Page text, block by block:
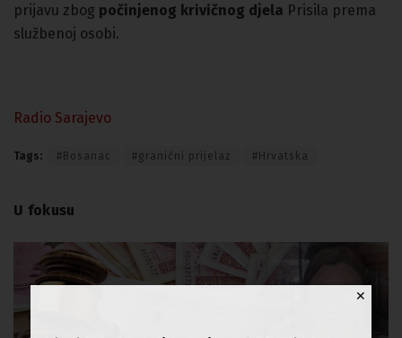
prijavu zbog počinjenog krivičnog djela Prisila prema
službenoj osobi.
Radio Sarajevo
Tags: #Bosanac #granični prijelaz #Hrvatska
U fokusu
✕